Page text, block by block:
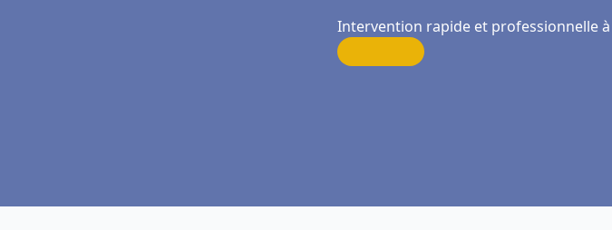
Intervention rapide et professionnelle à